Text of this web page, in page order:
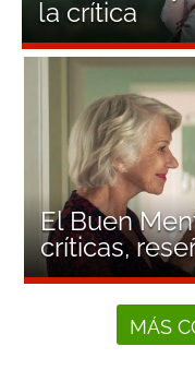
la crítica
El Buen
críticas,
MÁS